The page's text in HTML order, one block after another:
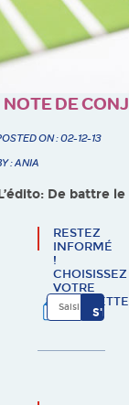
NOTE DE
ON : 02-12-13
: ANIA
De battre
RESTEZ
INFORMÉ
!
CHOISISSEZ
VOTRE